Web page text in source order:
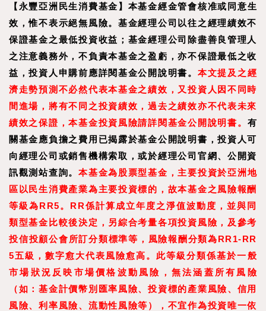
【永豐亞洲民生消費基金 】 本基金經金管會核准或同意生
效，惟不表示絕無風險。基金經理公司以往之經理績效不
保證基金之最低投資收益；基金經理公司除盡善良管理人
之注意義務外，不負責本基金之盈虧，亦不保證最低之收
益，投資人申購前應詳閱基金公開說明書。 本文提及之經
濟走勢預測不必然代表本基金之績效，又投資人因不同時
間進場，將有不同之投資績效，過去之績效亦不代表未來
績效之保證，本基金投資風險請詳閱基金公開說明書。 有
關基金應負擔之費用已揭露於基金公開說明書，投資人可
向經理公司或銷售機構索取，或於經理公司官網、公開資
訊觀測站查詢。本基金為股票型基金，主要投資於亞洲地
區以民生消費產業為主要投資標的，故本基金之風險報酬
等級為RR5。RR係計算成立年度之淨值波動度，並與同
類型基金比較後決定，另綜合考量各項投資風險，及參考
投信投顧公會所訂分類標準等，風險報酬分類為RR1-RR
5五級，數字愈大代表風險愈高。此等級分類係基於一般
市場狀況反映市場價格波動風險，無法涵蓋所有風險
（如：基金計價幣別匯率風險、投資標的產業風險、信用
風險、利率風險、流動性風險等），不宜作為投資唯一依